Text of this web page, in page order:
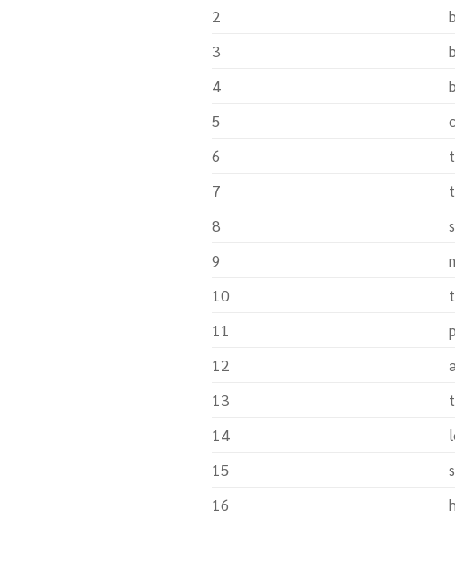
2
3
4
5
6
7
8
9
10
11
12
13
14
15
16